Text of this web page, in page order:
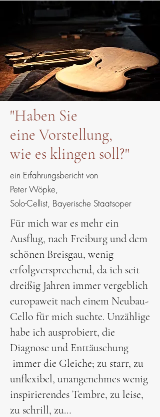
"Haben Sie
eine Vorstellung,
wie es klingen soll?"
ein Erfahrungsbericht von
Peter Wöpke,
Solo-Cellist, Bayerische Staatsoper
Für mich war es mehr ein
Ausflug, nach Freiburg und dem
schönen Breisgau, wenig
erfolgversprechend, da ich seit
dreißig Jahren immer vergeblich
europaweit nach einem Neubau-
Cello für mich suchte. Unzählige
habe ich ausprobiert, die
Diagnose und Enttäuschung
immer die Gleiche; zu starr, zu
unflexibel, unangenehmes wenig
inspirierendes Tembre, zu leise,
zu schrill, zu…